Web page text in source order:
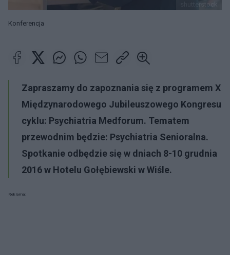
shutterstock
Konferencja
Zapraszamy do zapoznania się z programem X
Międzynarodowego Jubileuszowego Kongresu z
cyklu: Psychiatria Medforum. Tematem
przewodnim będzie: Psychiatria Senioralna.
Spotkanie odbędzie się w dniach 8-10 grudnia
2016 w Hotelu Gołębiewski w Wiśle.
Reklama: